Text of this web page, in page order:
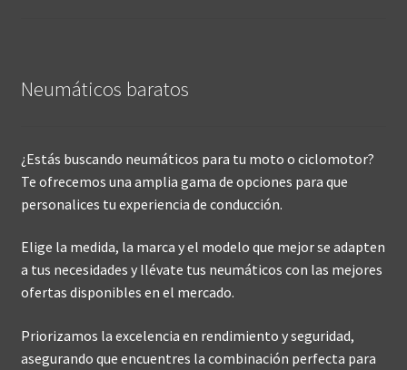
Neumáticos baratos
¿Estás buscando neumáticos para tu moto o ciclomotor?
Te ofrecemos una amplia gama de opciones para que
personalices tu experiencia de conducción.
Elige la medida, la marca y el modelo que mejor se adapten
a tus necesidades y llévate tus neumáticos con las mejores
ofertas disponibles en el mercado.
Priorizamos la excelencia en rendimiento y seguridad,
asegurando que encuentres la combinación perfecta para